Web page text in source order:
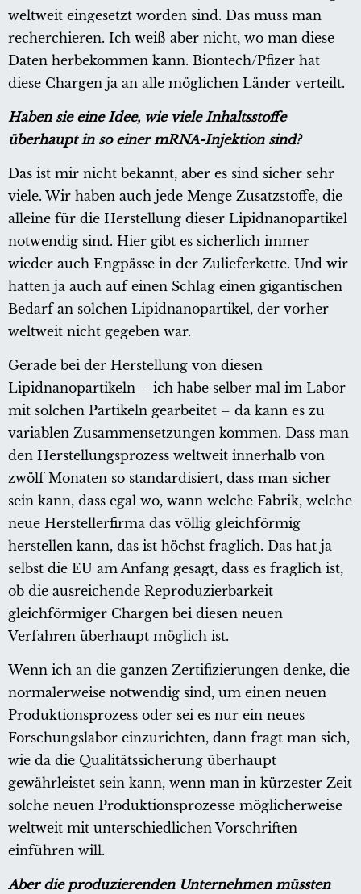
weltweit eingesetzt worden sind. Das muss man
recherchieren. Ich weiß aber nicht, wo man diese
Daten herbekommen kann. Biontech/Pfizer hat
diese Chargen ja an alle möglichen Länder verteilt.
Haben sie eine Idee, wie viele Inhaltsstoffe
überhaupt in so einer mRNA-Injektion sind?
Das ist mir nicht bekannt, aber es sind sicher sehr
viele. Wir haben auch jede Menge Zusatzstoffe, die
alleine für die Herstellung dieser Lipidnanopartikel
notwendig sind. Hier gibt es sicherlich immer
wieder auch Engpässe in der Zulieferkette. Und wir
hatten ja auch auf einen Schlag einen gigantischen
Bedarf an solchen Lipidnanopartikel, der vorher
weltweit nicht gegeben war.
Gerade bei der Herstellung von diesen
Lipidnanopartikeln – ich habe selber mal im Labor
mit solchen Partikeln gearbeitet – da kann es zu
variablen Zusammensetzungen kommen. Dass man
den Herstellungsprozess weltweit innerhalb von
zwölf Monaten so standardisiert, dass man sicher
sein kann, dass egal wo, wann welche Fabrik, welche
neue Herstellerfirma das völlig gleichförmig
herstellen kann, das ist höchst fraglich. Das hat ja
selbst die EU am Anfang gesagt, dass es fraglich ist,
ob die ausreichende Reproduzierbarkeit
gleichförmiger Chargen bei diesen neuen
Verfahren überhaupt möglich ist.
Wenn ich an die ganzen Zertifizierungen denke, die
normalerweise notwendig sind, um einen neuen
Produktionsprozess oder sei es nur ein neues
Forschungslabor einzurichten, dann fragt man sich,
wie da die Qualitätssicherung überhaupt
gewährleistet sein kann, wenn man in kürzester Zeit
solche neuen Produktionsprozesse möglicherweise
weltweit mit unterschiedlichen Vorschriften
einführen will.
Aber die produzierenden Unternehmen müssten